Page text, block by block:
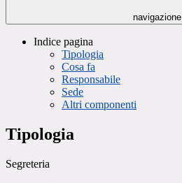
navigazione
Indice pagina
Tipologia
Cosa fa
Responsabile
Sede
Altri componenti
Tipologia
Segreteria